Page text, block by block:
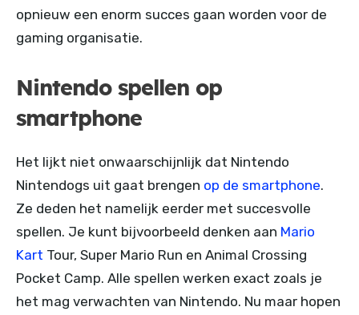
opnieuw een enorm succes gaan worden voor de
gaming organisatie.
Nintendo spellen op
smartphone
Het lijkt niet onwaarschijnlijk dat Nintendo
Nintendogs uit gaat brengen op de smartphone.
Ze deden het namelijk eerder met succesvolle
spellen. Je kunt bijvoorbeeld denken aan Mario
Kart Tour, Super Mario Run en Animal Crossing
Pocket Camp. Alle spellen werken exact zoals je
het mag verwachten van Nintendo. Nu maar hopen